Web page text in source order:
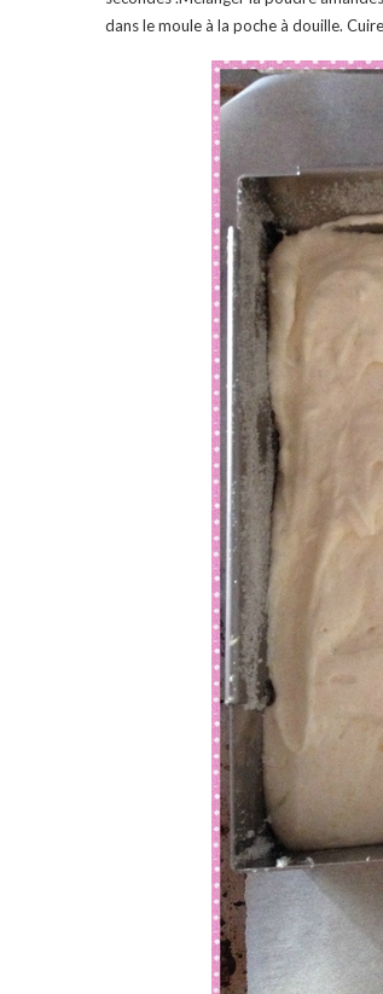
dans le moule à la poche à douille.